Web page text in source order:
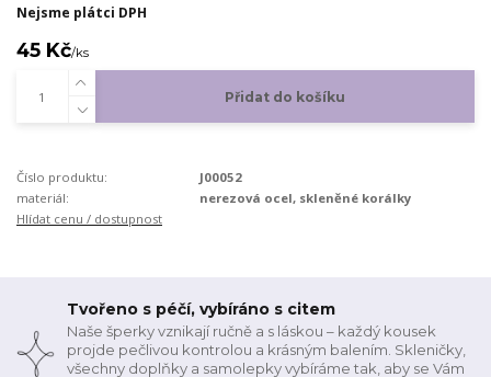
Nejsme plátci DPH
45 Kč/ks
Přidat do košíku
Číslo produktu:
J00052
materiál:
nerezová ocel, skleněné korálky
Hlídat cenu / dostupnost
Tvořeno s péčí, vybíráno s citem
Naše šperky vznikají ručně a s láskou – každý kousek
projde pečlivou kontrolou a krásným balením. Skleničky,
všechny doplňky a samolepky vybíráme tak, aby se Vám